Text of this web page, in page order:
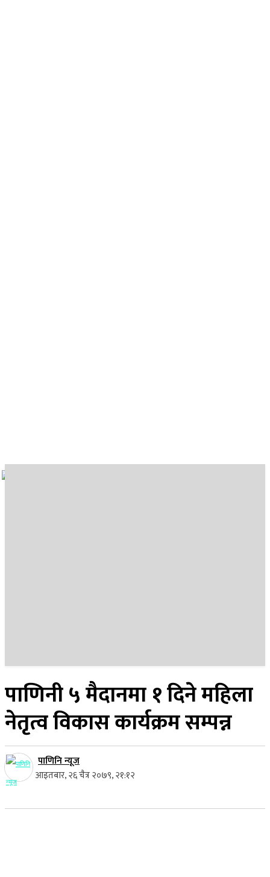
पाणिनी ५ मैदानमा १ दिने महिला
नेतृत्व विकास कार्यक्रम सम्पन्न
पाणिनि न्यूज
आइतबार, २६ चैत्र २०७९, २१:१२